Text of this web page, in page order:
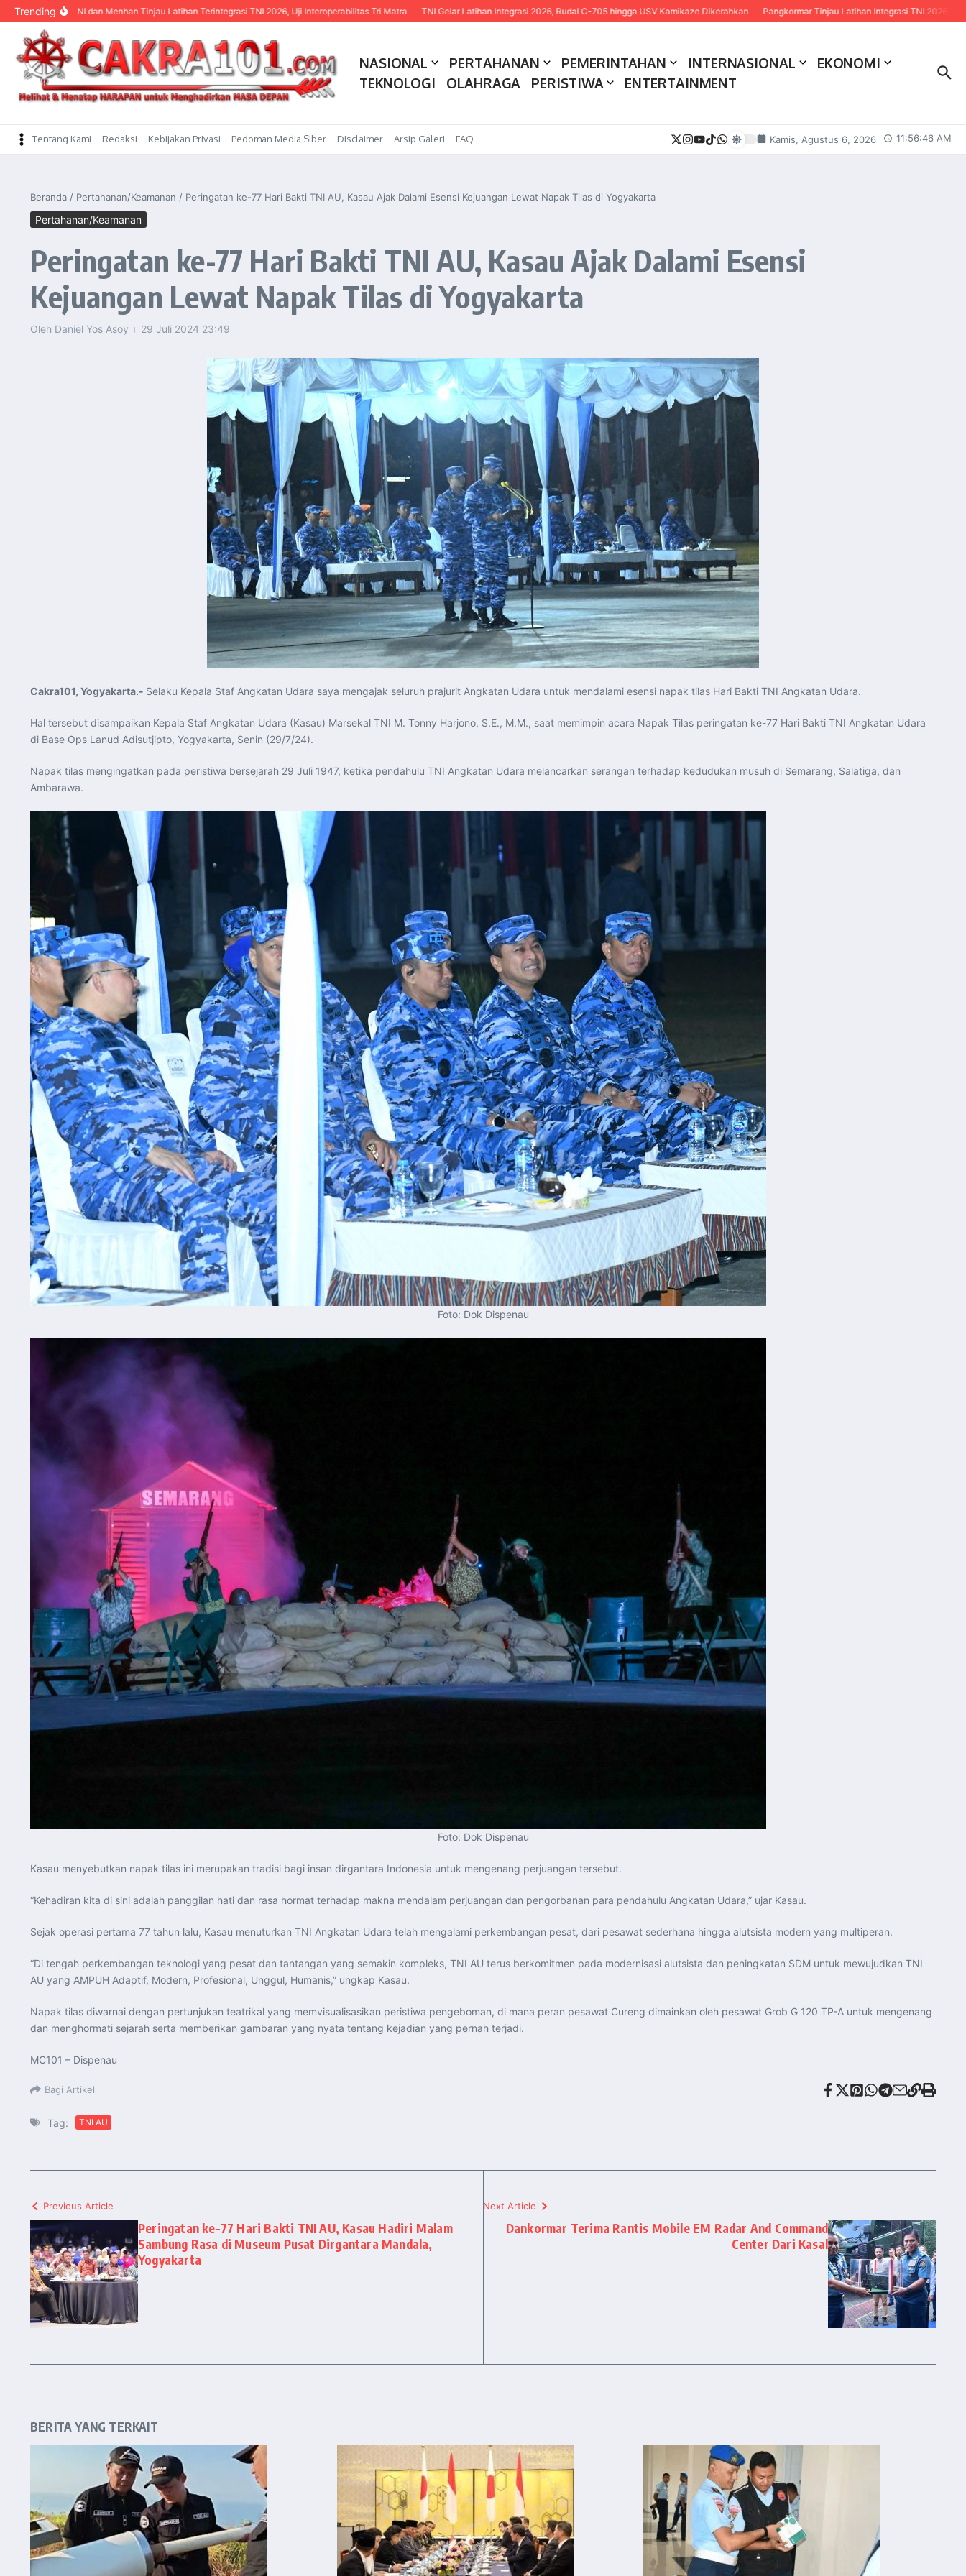
content
Trending
TNI dan Menhan Tinjau Latihan Terintegrasi TNI 2026, Uji Interoperabilitas Tri Matra TNI Gelar Latihan Integrasi 2026, Rudal C-705 hingga USV Kamikaze Dikerahkan Pangkormar Tinjau Latihan Integrasi TNI 2026, Tekankan Sinergi
NASIONAL PERTAHANAN PEMERINTAHAN INTERNASIONAL
EKONOMI
TEKNOLOGI
OLAHRAGA PERISTIWA ENTERTAINMENT
Tentang Kami Redaksi Kebijakan Privasi Pedoman Media Siber Disclaimer Arsip Galeri FAQ Kamis, Agustus 6, 2026 11:56:48 AM
Beranda / Pertahanan/Keamanan / Peringatan ke-77 Hari Bakti TNI AU, Kasau Ajak Dalami Esensi Kejuangan Lewat Napak Tilas di Yogyakarta
Pertahanan/Keamanan
Peringatan ke-77 Hari Bakti TNI AU, Kasau Ajak Dalami Esensi
Kejuangan Lewat Napak Tilas di Yogyakarta
Oleh Daniel Yos Asoy 29 Juli 2024 23:49
Cakra101, Yogyakarta.- Selaku Kepala Staf Angkatan Udara saya mengajak seluruh prajurit Angkatan Udara untuk mendalami esensi napak tilas Hari Bakti TNI Angkatan Udara.
Hal tersebut disampaikan Kepala Staf Angkatan Udara (Kasau) Marsekal TNI M. Tonny Harjono, S.E., M.M., saat memimpin acara Napak Tilas peringatan ke-77 Hari Bakti TNI Angkatan Udara
di Base Ops Lanud Adisutjipto, Yogyakarta, Senin (29/7/24).
Napak tilas mengingatkan pada peristiwa bersejarah 29 Juli 1947, ketika pendahulu TNI Angkatan Udara melancarkan serangan terhadap kedudukan musuh di Semarang, Salatiga, dan
Ambarawa.
Foto: Dok Dispenau
Foto: Dok Dispenau
Kasau menyebutkan napak tilas ini merupakan tradisi bagi insan dirgantara Indonesia untuk mengenang perjuangan tersebut.
“Kehadiran kita di sini adalah panggilan hati dan rasa hormat terhadap makna mendalam perjuangan dan pengorbanan para pendahulu Angkatan Udara,” ujar Kasau.
Sejak operasi pertama 77 tahun lalu, Kasau menuturkan TNI Angkatan Udara telah mengalami perkembangan pesat, dari pesawat sederhana hingga alutsista modern yang multiperan.
“Di tengah perkembangan teknologi yang pesat dan tantangan yang semakin kompleks, TNI AU terus berkomitmen pada modernisasi alutsista dan peningkatan SDM untuk mewujudkan TNI
AU yang AMPUH Adaptif, Modern, Profesional, Unggul, Humanis,” ungkap Kasau.
Napak tilas diwarnai dengan pertunjukan teatrikal yang memvisualisasikan peristiwa pengeboman, di mana peran pesawat Cureng dimainkan oleh pesawat Grob G 120 TP-A untuk mengenang
dan menghormati sejarah serta memberikan gambaran yang nyata tentang kejadian yang pernah terjadi.
MC101 – Dispenau
Bagi Artikel
Tag: TNI AU
Previous Article
Peringatan ke-77 Hari Bakti TNI AU, Kasau Hadiri Malam
Sambung Rasa di Museum Pusat Dirgantara Mandala,
Yogyakarta
Next Article
Dankormar Terima Rantis Mobile EM Radar And Command
Center Dari Kasal
BERITA YANG TERKAIT